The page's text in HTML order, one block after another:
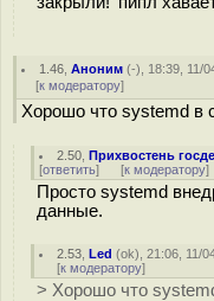
1.46 ,Аноним (-), 18:39, 11/
[к модератору]
Хорошо что systemd в
2.50 ,Прихвостень
[ответить] [к модератору]
Просто systemd
данные.
2.53 ,Led (ok), 21:06, 11/
[к модератору]
> Хорошо что